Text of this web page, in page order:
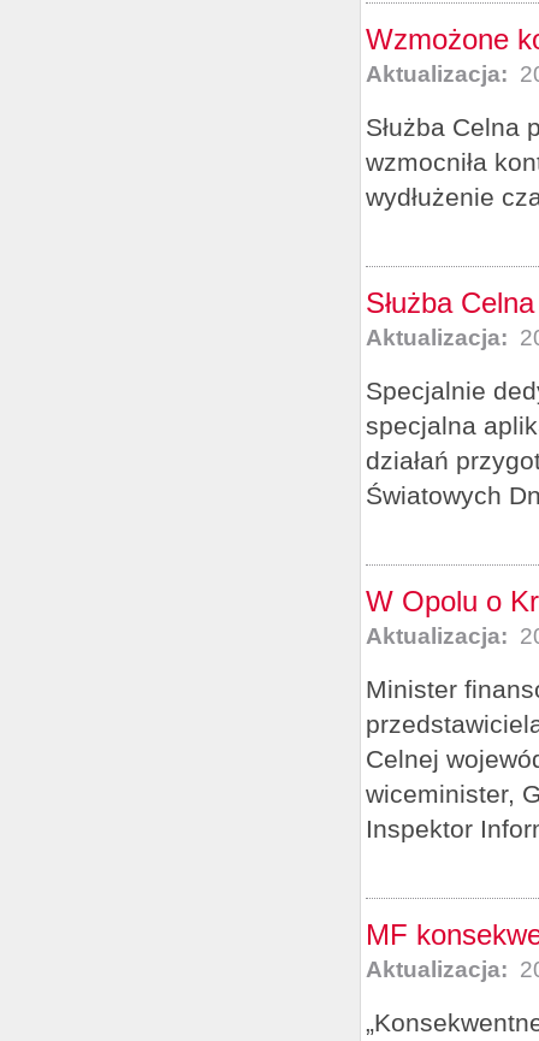
Wzmożone
Aktualizacja:
Służba Celna
wzmocniła
wydłużenie
Służba
Aktualizacja:
Specjalnie
specjalna
działań
Światowych
W Opolu o
Aktualizacja:
Minister
Celnej
wiceminister,
Inspektor
MF
Aktualizacja: